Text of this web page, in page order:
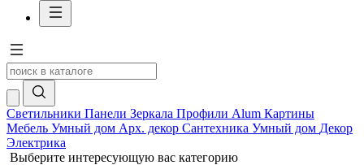
Светильники Панели Зеркала Профили Alum Картины
Мебель Умный дом Арх. декор Сантехника Умный дом Декор
Электрика
Выберите интересующую вас категорию